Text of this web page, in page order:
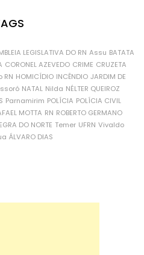
LEGISLATIVA DO RN Assu BATATA
CORONEL AZEVEDO CRIME CRUZETA
RN HOMICÍDIO INCÊNDIO JARDIM DE
NATAL Nilda NÉLTER QUEIROZ
Parnamirim POLÍCIA POLÍCIA CIVIL
MOTTA RN ROBERTO GERMANO
DO NORTE Temer UFRN Vivaldo
ÁLVARO DIAS